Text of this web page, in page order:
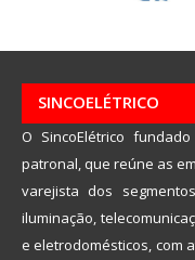
SINCOELÉTRICO
O SincoElétrico
patronal, que reúne as
varejista dos
iluminação,
e eletrodomésticos, com